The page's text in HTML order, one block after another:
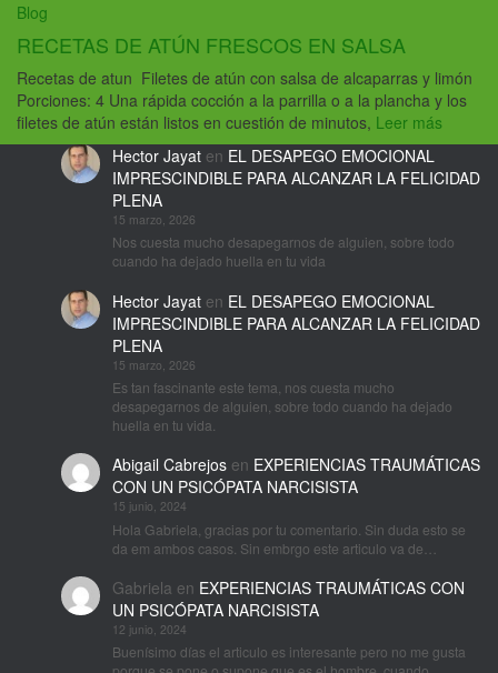
Blog
RECETAS DE ATÚN FRESCOS EN SALSA
Recetas de atun Filetes de atún con salsa de alcaparras y limón
Porciones: 4 Una rápida cocción a la parrilla o a la plancha y los
filetes de atún están listos en cuestión de minutos, Leer más
Hector Jayaten EL DESAPEGO EMOCIONAL
IMPRESCINDIBLE PARA ALCANZAR LA FELICIDAD
PLENA
15 marzo, 2026
Nos cuesta mucho desapegarnos de alguien, sobre todo
cuando ha dejado huella en tu vida
Hector Jayaten EL DESAPEGO EMOCIONAL
IMPRESCINDIBLE PARA ALCANZAR LA FELICIDAD
PLENA
15 marzo, 2026
Es tan fascinante este tema, nos cuesta mucho
desapegarnos de alguien, sobre todo cuando ha dejado
huella en tu vida.
Abigail Cabrejosen EXPERIENCIAS TRAUMÁTICAS
CON UN PSICÓPATA NARCISISTA
15 junio, 2024
Hola Gabriela, gracias por tu comentario. Sin duda esto se
da em ambos casos. Sin embrgo este articulo va de…
Gabriela en EXPERIENCIAS TRAUMÁTICAS CON
UN PSICÓPATA NARCISISTA
12 junio, 2024
Buenísimo días el articulo es interesante pero no me gusta